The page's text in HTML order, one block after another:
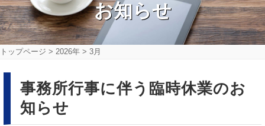
お知らせ
トップページ > 2026年 > 3月
事務所行事に伴う臨時休業のお
知らせ